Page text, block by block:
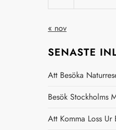
« nov
SENASTE
Att Besöka
Besök Stockholms
Att Komma Loss Ur